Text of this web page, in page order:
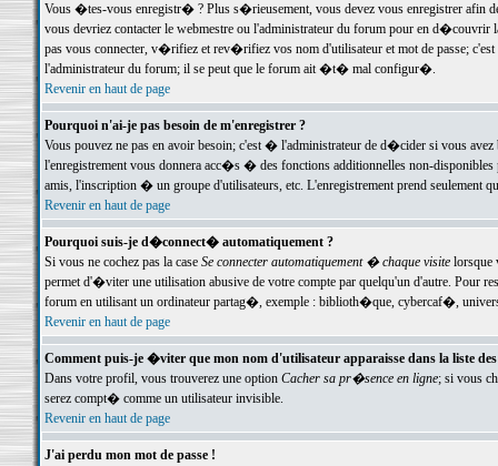
Vous �tes-vous enregistr� ? Plus s�rieusement, vous devez vous enregistrer
vous devriez contacter le webmestre ou l'administrateur du forum pour en
pas vous connecter, v�rifiez et rev�rifiez vos nom d'utilisateur et mot de passe;
l'administrateur du forum; il se peut que le forum ait �t� mal configur�.
Revenir en haut de page
Pourquoi n'ai-je pas besoin de m'enregistrer ?
Vous pouvez ne pas en avoir besoin; c'est � l'administrateur de d�cider si vous
l'enregistrement vous donnera acc�s � des fonctions additionnelles non-
amis, l'inscription � un groupe d'utilisateurs, etc. L'enregistrement prend seulement
Revenir en haut de page
Pourquoi suis-je d�connect� automatiquement ?
Si vous ne cochez pas la case Se connecter automatiquement � chaque visitelorsque
permet d'�viter une utilisation abusive de votre compte par quelqu'un d'autre. Pour
forum en utilisant un ordinateur partag�, exemple : biblioth�que, cybercaf�,
Revenir en haut de page
Comment puis-je �viter que mon nom d'utilisateur apparaisse dans la liste
Dans votre profil, vous trouverez une option Cacher sa pr�sence en ligne; si vous
serez compt� comme un utilisateur invisible.
Revenir en haut de page
J'ai perdu mon mot de passe !